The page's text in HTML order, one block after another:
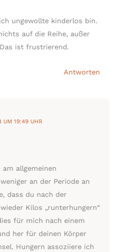
ungewollte kinderlos bin.
auf die Reihe, außer
ist frustrierend.
Antworten
UM 19:49 UHR
allgemeinen
an der Periode an
dass du nach der
Kilos „runterhungern“
für mich nach einem
her für deinen Körper
Hungern assoziiere ich